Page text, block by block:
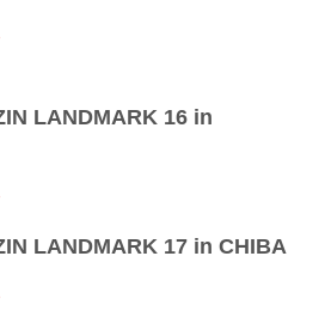
LANDMARK 16 in
LANDMARK 17 in CHIBA